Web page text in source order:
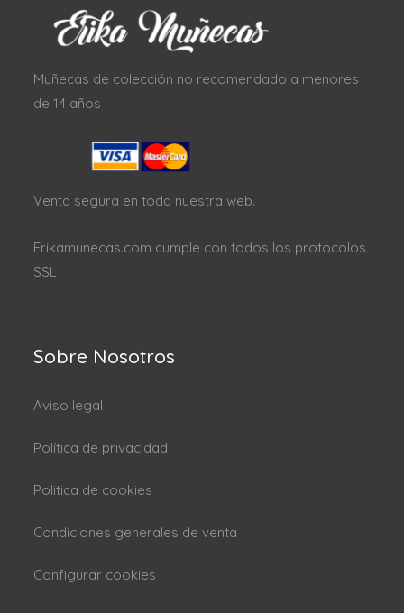
Muñecas de colección no recomendado a menores
de 14 años
Venta segura en toda nuestra web.
Erikamunecas.com cumple con todos los protocolos
SSL
Sobre Nosotros
Aviso legal
Política de privacidad
Politica de cookies
Condiciones generales de venta
Configurar cookies